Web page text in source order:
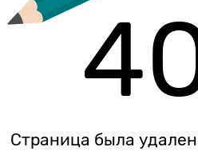
Страница была